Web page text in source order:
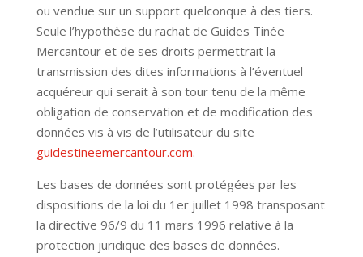
ou vendue sur un support quelconque à des tiers.
Seule l’hypothèse du rachat de Guides Tinée
Mercantour et de ses droits permettrait la
transmission des dites informations à l’éventuel
acquéreur qui serait à son tour tenu de la même
obligation de conservation et de modification des
données vis à vis de l’utilisateur du site
guidestineemercantour.com.
Les bases de données sont protégées par les
dispositions de la loi du 1er juillet 1998 transposant
la directive 96/9 du 11 mars 1996 relative à la
protection juridique des bases de données.